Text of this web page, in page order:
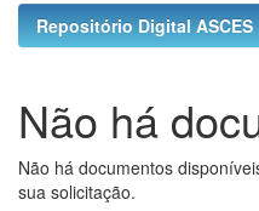
Repositório Digital ASCES
Não há
Não há documentos
sua solicitação.